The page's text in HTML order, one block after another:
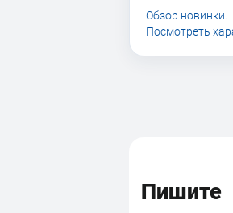
Обзор новинки.
Посмотреть
Пишите